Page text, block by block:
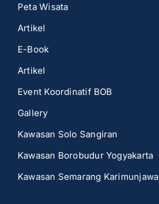
Peta Wisata
Artikel
E-Book
Artikel
Event Koordinatif BOB
Gallery
Kawasan Solo Sangiran
Kawasan Borobudur Yogyakarta
Kawasan Semarang Karimunjawa